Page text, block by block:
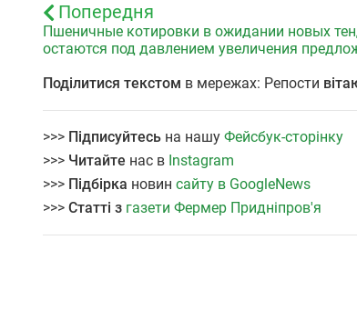
Попередня
Пшеничные котировки в ожидании новых
остаются под давлением увеличения
Поділитися текстом в мережах: Репости
>>> Підписуйтесь на нашу Фейсбук-сторінку
>>> Читайте нас в Instagram
>>> Підбірка новин сайту в GoogleNews
>>> Статті з газети Фермер Придніпров'я